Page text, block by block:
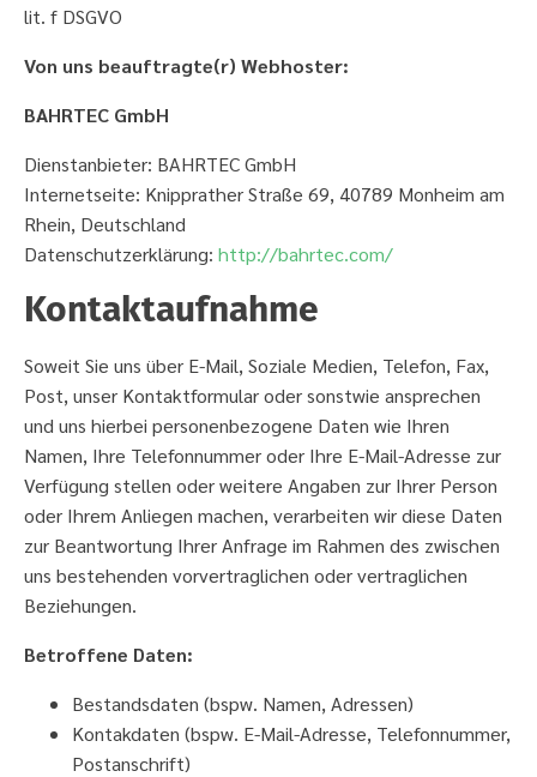
lit. f DSGVO
Von uns beauftragte(r) Webhoster:
BAHRTEC GmbH
Dienstanbieter: BAHRTEC GmbH
Internetseite: Knipprather Straße 69, 40789 Monheim am
Rhein, Deutschland
Datenschutzerklärung: http://bahrtec.com/
Kontaktaufnahme
Soweit Sie uns über E-Mail, Soziale Medien, Telefon, Fax,
Post, unser Kontaktformular oder sonstwie ansprechen
und uns hierbei personenbezogene Daten wie Ihren
Namen, Ihre Telefonnummer oder Ihre E-Mail-Adresse zur
Verfügung stellen oder weitere Angaben zur Ihrer Person
oder Ihrem Anliegen machen, verarbeiten wir diese Daten
zur Beantwortung Ihrer Anfrage im Rahmen des zwischen
uns bestehenden vorvertraglichen oder vertraglichen
Beziehungen.
Betroffene Daten:
Bestandsdaten (bspw. Namen, Adressen)
Kontakdaten (bspw. E-Mail-Adresse, Telefonnummer,
Postanschrift)